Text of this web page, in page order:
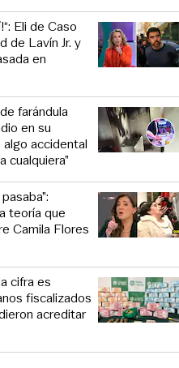
Eli de Caso
de Lavín Jr. y
en
farándula
en su
accidental
cualquiera”
teoría que
Camila Flores
cifra es
fiscalizados
acreditar